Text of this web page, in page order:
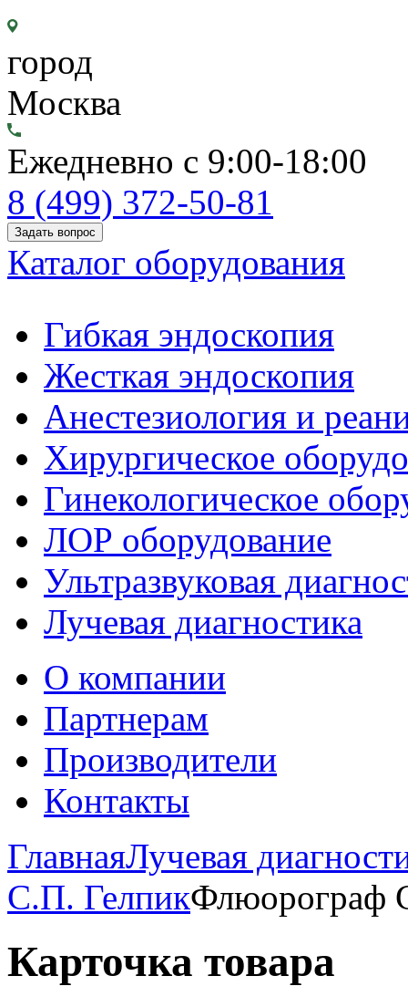
город
Москва
Ежедневно с 9:00-18:00
8 (499) 372-50-81
Задать вопрос
Каталог оборудования
Гибкая эндоскопия
Жесткая эндоскопия
Анестезиология и
Хирургическое
Гинекологическое
ЛОР оборудование
Ультразвуковая
Лучевая диагностика
О компании
Партнерам
Производители
Контакты
ГлавнаяЛучевая
С.П. ГелпикФлюорограф
Карточка товара